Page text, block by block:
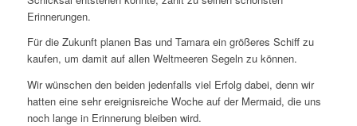
Erinnerungen.
Für die Zukunft planen Bas und Tamara ein größeres Schiff zu
kaufen, um damit auf allen Weltmeeren Segeln zu können.
Wir wünschen den beiden jedenfalls viel Erfolg dabei, denn wir
hatten eine sehr ereignisreiche Woche auf der Mermaid, die uns
noch lange in Erinnerung bleiben wird.